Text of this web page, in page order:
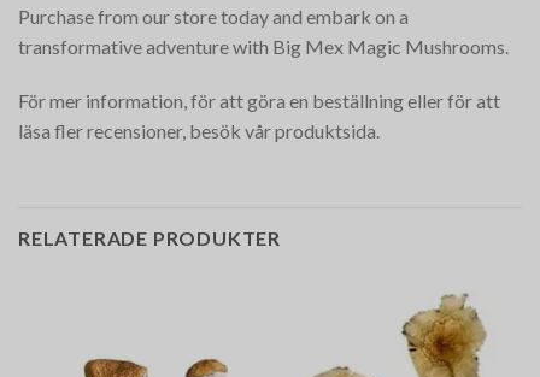
Purchase from our store today and embark on a
transformative adventure with Big Mex Magic Mushrooms.
För mer information, för att göra en beställning eller för att
läsa fler recensioner, besök vår produktsida.
RELATERADE PRODUKTER